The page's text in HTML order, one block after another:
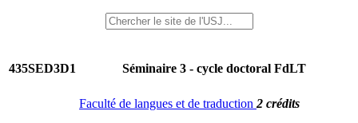
435SED3D1 Séminaire 3 - cycle doctoral FdLT
Faculté de langues et de traduction 2 crédits